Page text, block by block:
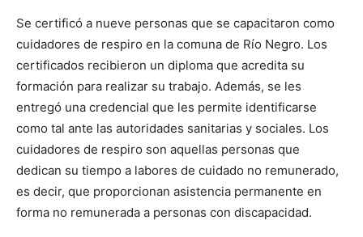
Se certificó a nueve personas que se capacitaron como
cuidadores de respiro en la comuna de Río Negro. Los
certificados recibieron un diploma que acredita su
formación para realizar su trabajo. Además, se les
entregó una credencial que les permite identificarse
como tal ante las autoridades sanitarias y sociales. Los
cuidadores de respiro son aquellas personas que
dedican su tiempo a labores de cuidado no remunerado,
es decir, que proporcionan asistencia permanente en
forma no remunerada a personas con discapacidad.